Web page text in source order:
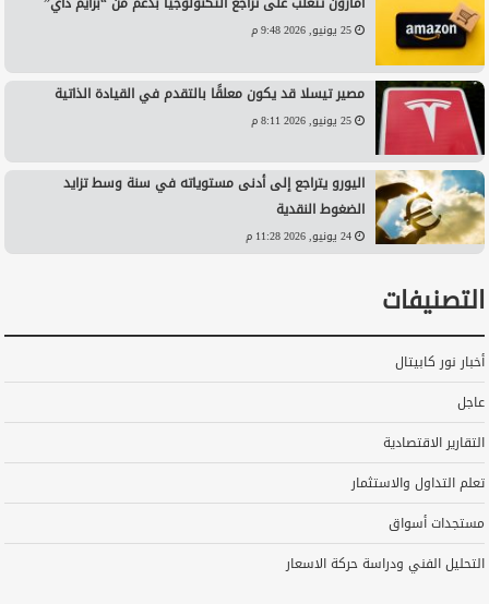
25 يونيو, 2026 9:48 م
مصير تيسلا قد يكون معلقًا بالتقدم في القيادة الذاتية
25 يونيو, 2026 8:11 م
اليورو يتراجع إلى أدنى مستوياته في سنة وسط تزايد
الضغوط النقدية
24 يونيو, 2026 11:28 م
التصنيفات
أخبار نور كابيتال
عاجل
التقارير الاقتصادية
تعلم التداول والاستثمار
مستجدات أسواق
التحليل الفني ودراسة حركة الاسعار